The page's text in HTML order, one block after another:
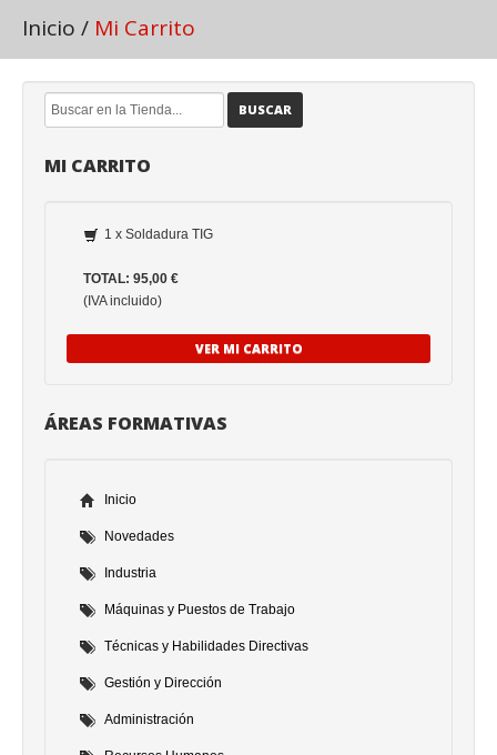
Inicio / Mi Carrito
BUSCAR
MI CARRITO
1 x Soldadura TIG
TOTAL: 95,00 €
(IVA incluido)
VER MI CARRITO
ÁREAS FORMATIVAS
Inicio
Novedades
Industria
Máquinas y Puestos de Trabajo
Técnicas y Habilidades Directivas
Gestión y Dirección
Administración